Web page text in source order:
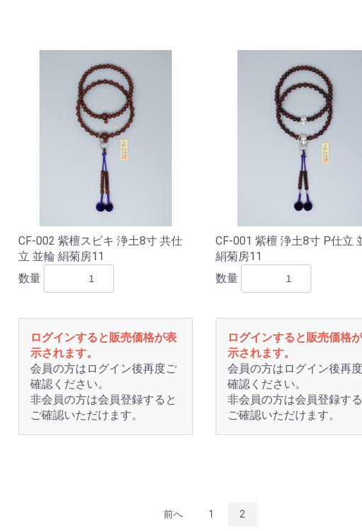
CF-002 紫檀スビキ 浄土8寸 共仕
立 並輪 絹菊房11
数量
ログインすると販売価格が表
示されます。
会員の方はログイン後再度ご
確認ください。
非会員の方は会員登録すると
ご確認いただけます。
CF-001 紫檀 浄土8寸 P仕立
絹菊房11
数量
ログインすると販売価格
示されます。
会員の方はログイン後再
確認ください。
非会員の方は会員登録す
ご確認いただけます。
前へ 1 2